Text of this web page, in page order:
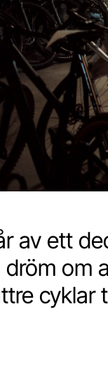
av ett
dröm om
cyklar